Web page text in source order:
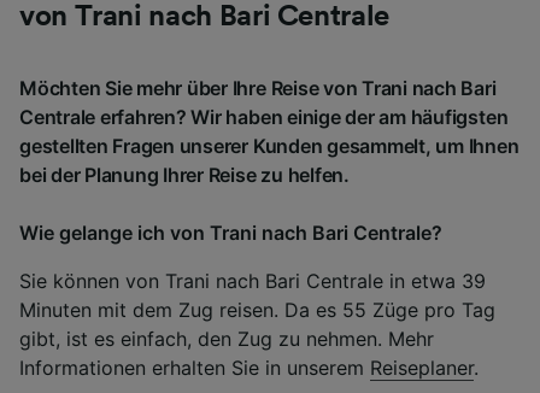
von Trani nach Bari Centrale
Möchten Sie mehr über Ihre Reise von Trani nach Bari
Centrale erfahren? Wir haben einige der am häufigsten
gestellten Fragen unserer Kunden gesammelt, um Ihnen
bei der Planung Ihrer Reise zu helfen.
Wie gelange ich von Trani nach Bari Centrale?
Sie können von Trani nach Bari Centrale in etwa 39
Minuten mit dem Zug reisen. Da es 55 Züge pro Tag
gibt, ist es einfach, den Zug zu nehmen. Mehr
Informationen erhalten Sie in unserem Reiseplaner.